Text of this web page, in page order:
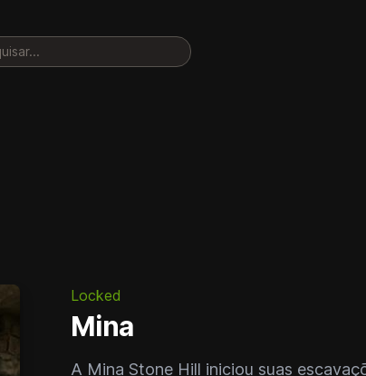
Locked
Mina
A Mina Stone Hill iniciou suas